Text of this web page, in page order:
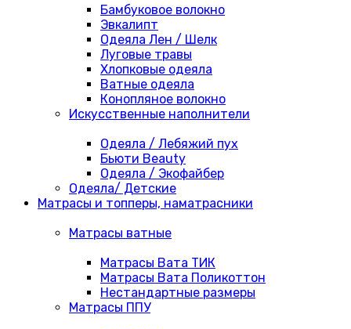
Бамбуковое волокно
Эвкалипт
Одеяла Лен / Шелк
Луговые травы
Хлопковые одеяла
Ватные одеяла
Конопляное волокно
Искусственные наполнители
Одеяла / Лебяжий пух
Бьюти Beauty
Одеяла / Экофайбер
Одеяла/ Детские
Матрасы и топперы, наматрасники
Матрасы ватные
Матрасы Вата ТИК
Матрасы Вата Поликоттон
Нестандартные размеры
Матрасы ППУ